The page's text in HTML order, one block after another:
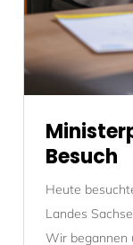
Besuch
Heute
Landes
Wir begannen